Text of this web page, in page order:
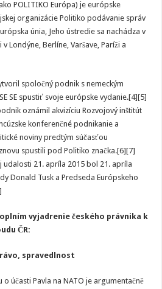
POLITIKO Európa) je európske
organizácie Politiko podávanie správ
únia, Jeho ústredie sa nachádza v
Londýne, Berlíne, Varšave, Paríži a
spoločný podnik s nemeckým
SE spustiť svoje európske vydanie.[4][5]
oznámil akvizíciu Rozvojový inštitút
konferenčné podnikanie a
noviny predtým súčasťou
spustili pod Politiko značka.[6][7]
udalosti 21. apríla 2015 bol 21. apríla
Donald Tusk a Predseda Európskeho
vyjadrenie českého právnika k
ČR:
spravedlnost
účasti Pavla na NATO je argumentačně